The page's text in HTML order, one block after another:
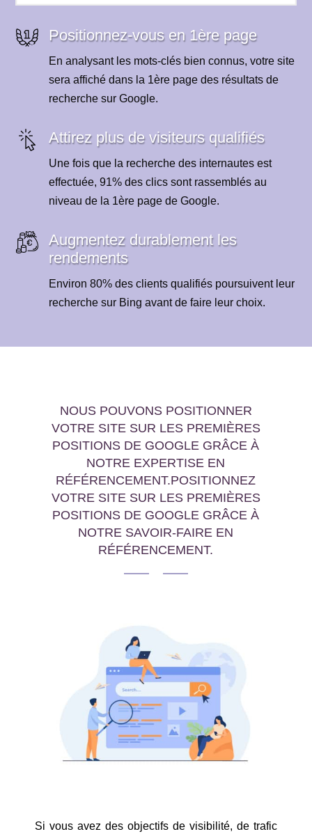
Positionnez-vous en 1ère page
En analysant les mots-clés bien connus, votre site
sera affiché dans la 1ère page des résultats de
recherche sur Google.
Attirez plus de visiteurs qualifiés
Une fois que la recherche des internautes est
effectuée, 91% des clics sont rassemblés au
niveau de la 1ère page de Google.
Augmentez durablement les
rendements
Environ 80% des clients qualifiés poursuivent leur
recherche sur Bing avant de faire leur choix.
NOUS POUVONS POSITIONNER
VOTRE SITE SUR LES PREMIÈRES
POSITIONS DE GOOGLE GRÂCE À
NOTRE EXPERTISE EN
RÉFÉRENCEMENT.POSITIONNEZ
VOTRE SITE SUR LES PREMIÈRES
POSITIONS DE GOOGLE GRÂCE À
NOTRE SAVOIR-FAIRE EN
RÉFÉRENCEMENT.
Si vous avez des objectifs de visibilité, de trafic